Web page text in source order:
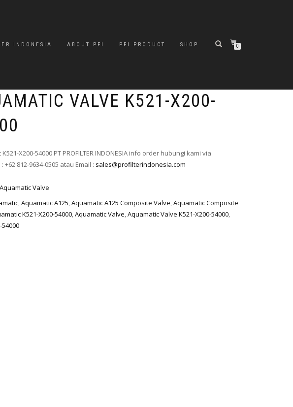
INDONESIA ABOUT PFI PFI PRODUCT SHOP 0
VALVE K521-X200-
X200-54000 PT PROFILTER INDONESIA info order hubungi kami via
+62 812-9634-0505 atau Email : sales@profilterindonesia.com
Aquamatic Valve
,Aquamatic A125,Aquamatic A125 Composite Valve,Aquamatic Composite
K521-X200-54000,Aquamatic Valve,Aquamatic Valve K521-X200-54000,
54000